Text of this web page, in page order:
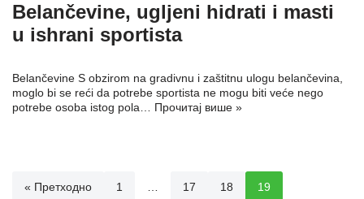
Belančevine, ugljeni hidrati i masti
u ishrani sportista
Belančevine S obzirom na gradivnu i zaštitnu ulogu belančevina,
moglo bi se reći da potrebe sportista ne mogu biti veće nego
potrebe osoba istog pola… Прочитај више »
« Претходно 1 … 17 18 19